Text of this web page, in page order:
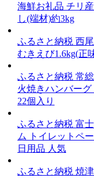
海鮮お礼品 チリ
し(端材)約3kg
ふるさと納税 西
むきえび1.6kg(正
ふるさと納税 常
火焼きハンバー
22個入り
ふるさと納税 富
ム トイレットペ
日用品 人気
ふるさと納税 焼津